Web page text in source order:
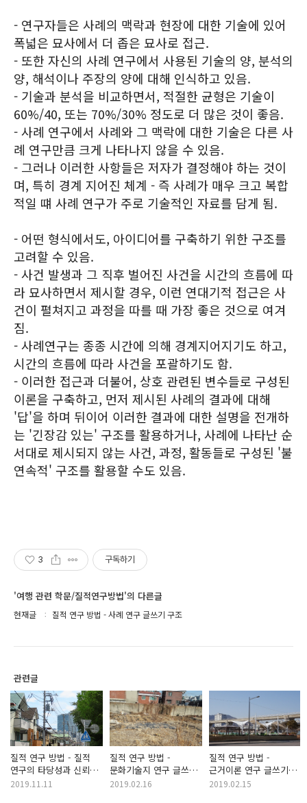
- 연구자들은 사례의 맥락과 현장에 대한 기술에 있어
폭넓은 묘사에서 더 좁은 묘사로 접근.
- 또한 자신의 사례 연구에서 사용된 기술의 양, 분석의
양, 해석이나 주장의 양에 대해 인식하고 있음.
- 기술과 분석을 비교하면서, 적절한 균형은 기술이
60%/40, 또는 70%/30% 정도로 더 많은 것이 좋음.
- 사례 연구에서 사례와 그 맥락에 대한 기술은 다른 사
례 연구만큼 크게 나타나지 않을 수 있음.
- 그러나 이러한 사항들은 저자가 결정해야 하는 것이
며, 특히 경계 지어진 체계 - 즉 사례가 매우 크고 복합
적일 떄 사례 연구가 주로 기술적인 자료를 담게 됨.
- 어떤 형식에서도, 아이디어를 구축하기 위한 구조를
고려할 수 있음.
- 사건 발생과 그 직후 벌어진 사건을 시간의 흐름에 따
라 묘사하면서 제시할 경우, 이런 연대기적 접근은 사
건이 펼쳐지고 과정을 따를 때 가장 좋은 것으로 여겨
짐.
- 사례연구는 종종 시간에 의해 경계지어지기도 하고,
시간의 흐름에 따라 사건을 포괄하기도 함.
- 이러한 접근과 더불어, 상호 관련된 변수들로 구성된
이론을 구축하고, 먼저 제시된 사례의 결과에 대해
'답'을 하며 뒤이어 이러한 결과에 대한 설명을 전개하
는 '긴장감 있는' 구조를 활용하거나, 사례에 나타난 순
서대로 제시되지 않는 사건, 과정, 활동들로 구성된 '불
연속적' 구조를 활용할 수도 있음.
3 구독하기
'여행 관련 학문/질적연구방법'의 다른글
현재글 질적 연구 방법 - 사례 연구 글쓰기 구조
관련글
질적 연구 방법 - 질적
연구의 타당성과 신뢰도
및 타당성 전략
2019.11.11
질적 연구 방법 -
문화기술지 연구 글쓰기
구조
2019.02.16
질적 연구 방법 -
근거이론 연구 글쓰기
구조
2019.02.15